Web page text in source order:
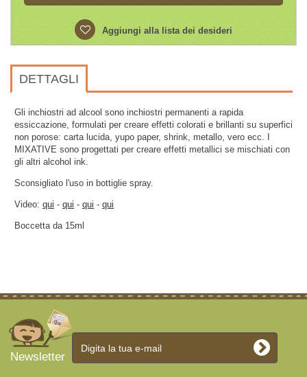
Aggiungi alla lista dei desideri
DETTAGLI
Gli inchiostri ad alcool sono inchiostri permanenti a rapida
essiccazione, formulati per creare effetti colorati e brillanti su superfici
non porose: carta lucida, yupo paper, shrink, metallo, vero ecc. I
MIXATIVE sono progettati per creare effetti metallici se mischiati con
gli altri alcohol ink.
Sconsigliato l'uso in bottiglie spray.
Video: qui - qui - qui - qui
Boccetta da 15ml
Newsletter